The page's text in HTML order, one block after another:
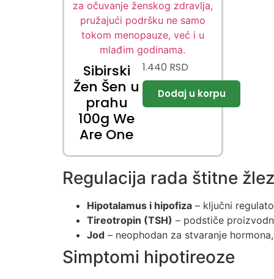
Sibirski
Žen Šen u
prahu
100g We
Are One
1.440 RSD
Regulacija rada štitne
Hipotalamus i hipofiza – ključni
Tireotropin (TSH) – podstiče
Jod – neophodan za stvaranje
Simptomi hipotireoze